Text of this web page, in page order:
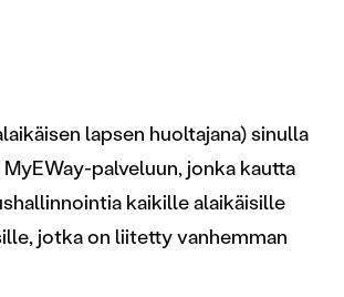
lapsen huoltajana) sinulla
palveluun, jonka kautta
kaikille alaikäisille
jotka on liitetty vanhemman